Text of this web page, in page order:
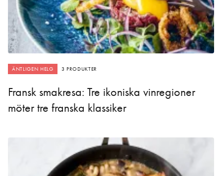
ÄNTLIGEN HELG 3 PRODUKTER
Fransk smakresa: Tre ikoniska vinregioner
möter tre franska klassiker